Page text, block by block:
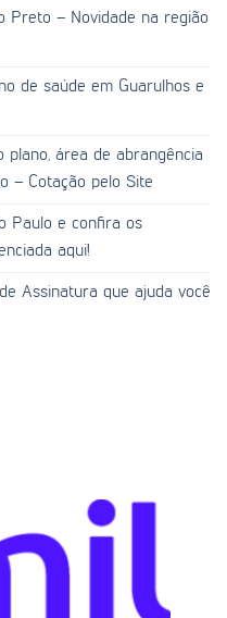
Preto – Novidade na região
de saúde em Guarulhos e
plano, área de abrangência
– Cotação pelo Site
Paulo e confira os
aqui!
Assinatura que ajuda você